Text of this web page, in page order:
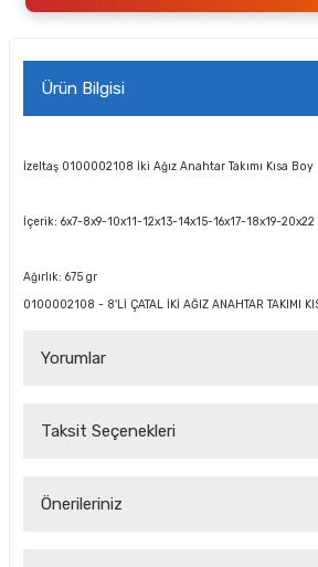
Ürün Bilgisi
İzeltaş 0100002108 İki Ağız Anahtar Takımı Kısa Boy
İçerik: 6x7-8x9-10x11-12x13-14x15-16x17-18x19-20x22
Ağırlık: 675 gr
0100002108 - 8'Lİ ÇATAL İKİ AĞIZ ANAHTAR TAKIMI
Yorumlar
Taksit Seçenekleri
Önerileriniz